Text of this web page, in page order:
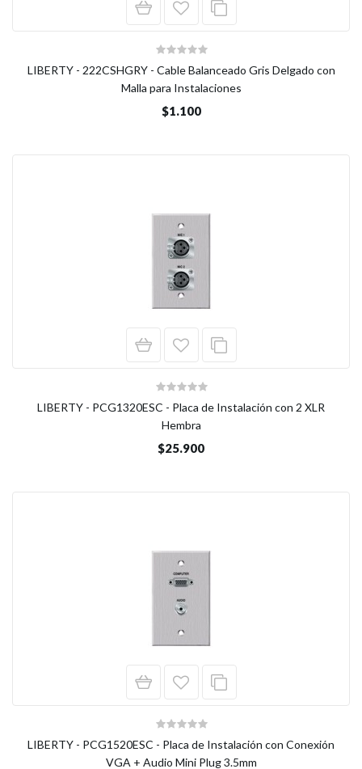
LIBERTY - 222CSHGRY - Cable Balanceado Gris Delgado con
Malla para Instalaciones
$1.100
LIBERTY - PCG1320ESC - Placa de Instalación con 2 XLR
Hembra
$25.900
LIBERTY - PCG1520ESC - Placa de Instalación con Conexión
VGA + Audio Mini Plug 3.5mm